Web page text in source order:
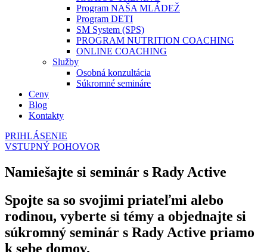
Program NAŠA MLÁDEŽ
Program DETI
SM System (SPS)
PROGRAM NUTRITION COACHING
ONLINE COACHING
Služby
Osobná konzultácia
Súkromné semináre
Ceny
Blog
Kontakty
PRIHLÁSENIE
VSTUPNÝ POHOVOR
Namiešajte si seminár s Rady Active
Spojte sa so svojimi priateľmi alebo
rodinou, vyberte si témy a objednajte si
súkromný seminár s Rady Active priamo
k sebe domov.